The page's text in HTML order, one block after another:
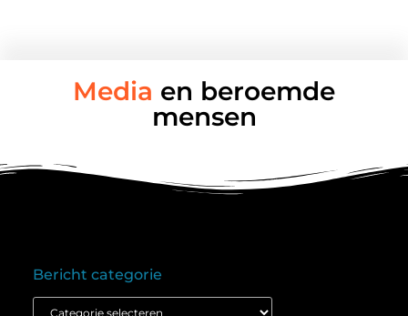
Media en beroemde
mensen
Bericht categorie